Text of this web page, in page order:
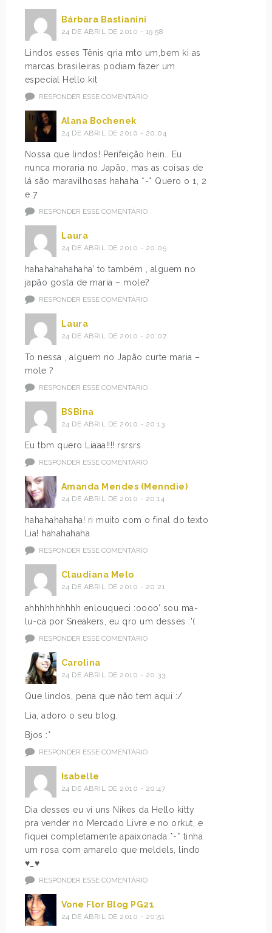
Bárbara Bastianini
24 DE ABRIL DE 2010 - 19:58
Lindos esses Tênis qria mto um,bem ki as
marcas brasileiras podiam fazer um
especial Hello kit
RESPONDER ESSE COMENTÁRIO
Alana Bochenek
24 DE ABRIL DE 2010 - 20:04
Nossa que lindos! Perifeição hein.. Eu
nunca moraria no Japão, mas as coisas de
lá são maravilhosas hahaha *-* Quero o 1, 2
e 7
RESPONDER ESSE COMENTÁRIO
Laura
24 DE ABRIL DE 2010 - 20:05
hahahahahahaha’ to também , alguem no
japão gosta de maria – mole?
RESPONDER ESSE COMENTÁRIO
Laura
24 DE ABRIL DE 2010 - 20:07
To nessa , alguem no Japão curte maria –
mole ?
RESPONDER ESSE COMENTÁRIO
BSBina
24 DE ABRIL DE 2010 - 20:13
Eu tbm quero Liaaa!!!! rsrsrs
RESPONDER ESSE COMENTÁRIO
Amanda Mendes (Menndie)
24 DE ABRIL DE 2010 - 20:14
hahahahahaha! ri muito com o final do texto
Lia! hahahahaha
RESPONDER ESSE COMENTÁRIO
Claudiana Melo
24 DE ABRIL DE 2010 - 20:21
ahhhhhhhhhh enlouqueci :oooo’ sou ma-
lu-ca por Sneakers, eu qro um desses :'(
RESPONDER ESSE COMENTÁRIO
Carolina
24 DE ABRIL DE 2010 - 20:33
Que lindos, pena que não tem aqui :/
Lia, adoro o seu blog.
Bjos :*
RESPONDER ESSE COMENTÁRIO
Isabelle
24 DE ABRIL DE 2010 - 20:47
Dia desses eu vi uns Nikes da Hello kitty
pra vender no Mercado Livre e no orkut, e
fiquei completamente apaixonada *-* tinha
um rosa com amarelo que meldels, lindo
♥_♥
RESPONDER ESSE COMENTÁRIO
Vone Flor Blog PG21
24 DE ABRIL DE 2010 - 20:51